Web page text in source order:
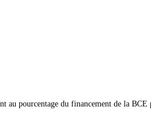
au pourcentage du financement de la BCE